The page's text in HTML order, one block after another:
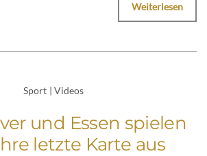
Weiterlesen
Sport | Videos
und Essen spielen
letzte Karte aus